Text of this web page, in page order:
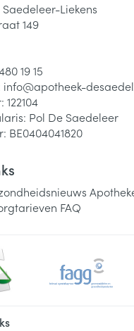
Liekens
149
19 15
info@apotheek-
122104
Pol De Saedeleer
BE0404041820
FAQ